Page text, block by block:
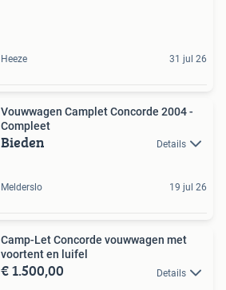
Heeze 31 jul 26
Vouwwagen Camplet Concorde 2004 -
Compleet
Bieden Details
Melderslo 19 jul 26
Camp-Let Concorde vouwwagen met
voortent en luifel
€ 1.500,00 Details